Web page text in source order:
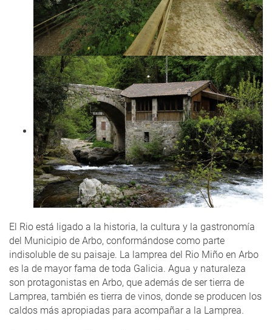
El Rio está ligado a la historia, la cultura y la gastronomía
del Municipio de Arbo, conformándose como parte
indisoluble de su paisaje. La lamprea del Rio Miño en Arbo
es la de mayor fama de toda Galicia. Agua y naturaleza
son protagonistas en Arbo, que además de ser tierra de
Lamprea, también es tierra de vinos, donde se producen los
caldos más apropiadas para acompañar a la Lamprea.